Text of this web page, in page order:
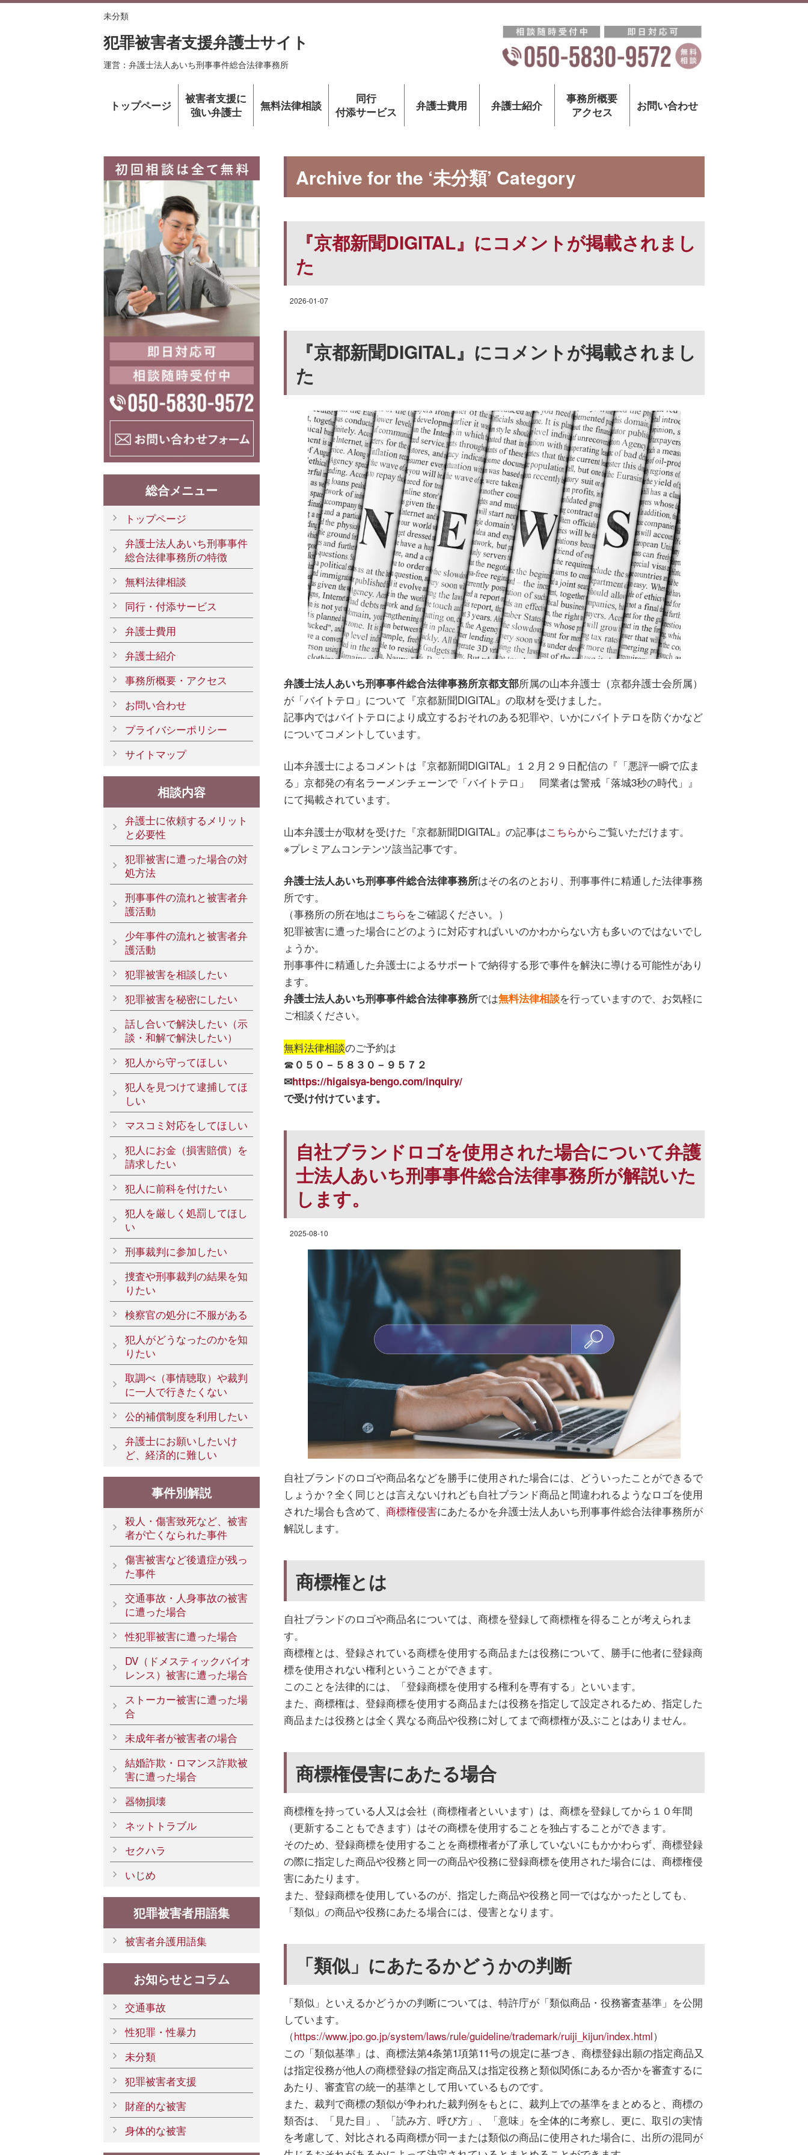
未分類
犯罪被害者支援弁護士サイト
運営：弁護士法人あいち刑事事件総合法律事務所
トップページ
被害者支援に
強い弁護士
無料法律相談
同行
付添サービス
弁護士費用 弁護士紹介
事務所概要
アクセス
お問い合わせ
Archive for the ‘未分類’ Category
『京都新聞DIGITAL』にコメントが掲載されまし
た
2026-01-07
『京都新聞DIGITAL』にコメントが掲載されまし
た
弁護士法人あいち刑事事件総合法律事務所京都支部所属の山本弁護士（京都弁護士会所属）
が「バイトテロ」について『京都新聞DIGITAL』の取材を受けました。
記事内ではバイトテロにより成立するおそれのある犯罪や、いかにバイトテロを防ぐかなど
についてコメントしています。
山本弁護士によるコメントは『京都新聞DIGITAL』１２月２９日配信の『「悪評一瞬で広ま
る」京都発の有名ラーメンチェーンで「バイトテロ」 同業者は警戒「落城3秒の時代」』
にて掲載されています。
山本弁護士が取材を受けた『京都新聞DIGITAL』の記事はこちらからご覧いただけます。
※プレミアムコンテンツ該当記事です。
弁護士法人あいち刑事事件総合法律事務所はその名のとおり、刑事事件に精通した法律事務
所です。
（事務所の所在地はこちらをご確認ください。）
犯罪被害に遭った場合にどのように対応すればいいのかわからない方も多いのではないでし
ょうか。
刑事事件に精通した弁護士によるサポートで納得する形で事件を解決に導ける可能性があり
ます。
弁護士法人あいち刑事事件総合法律事務所では無料法律相談を行っていますので、お気軽に
ご相談ください。
無料法律相談のご予約は
☎ ０５０－５８３０－９５７２
✉https://higaisya-bengo.com/inquiry/
で受け付けています。
自社ブランドロゴを使用された場合について弁護
士法人あいち刑事事件総合法律事務所が解説いた
します。
2025-08-10
自社ブランドのロゴや商品名などを勝手に使用された場合には、どういったことができるで
しょうか？全く同じとは言えないけれども自社ブランド商品と間違われるようなロゴを使用
された場合も含めて、 商標権侵害にあたるかを弁護士法人あいち刑事事件総合法律事務所が
解説します。
商標権とは
自社ブランドのロゴや商品名については、商標を登録して商標権を得ることが考えられま
す。
商標権とは、登録されている商標を使用する商品または役務について、勝手に他者に登録商
標を使用されない権利ということができます。
このことを法律的には、「登録商標を使用する権利を専有する」といいます。
また、商標権は、登録商標を使用する商品または役務を指定して設定されるため、指定した
商品または役務とは全く異なる商品や役務に対してまで商標権が及ぶことはありません。
商標権侵害にあたる場合
商標権を持っている人又は会社（商標権者といいます）は、商標を登録してから１０年間
（更新することもできます）はその商標を使用することを独占することができます。
そのため、登録商標を使用することを商標権者が了承していないにもかかわらず、商標登録
の際に指定した商品や役務と同一の商品や役務に登録商標を使用された場合には、商標権侵
害にあたります。
また、登録商標を使用しているのが、指定した商品や役務と同一ではなかったとしても、
「類似」の商品や役務にあたる場合には、侵害となります。
「類似」にあたるかどうかの判断
「類似」といえるかどうかの判断については、特許庁が「類似商品・役務審査基準」を公開
しています。
（https://www.jpo.go.jp/system/laws/rule/guideline/trademark/ruiji_kijun/index.html）
この「類似基準」は、商標法第4条第1項第11号の規定に基づき、商標登録出願の指定商品又
は指定役務が他人の商標登録の指定商品又は指定役務と類似関係にあるか否かを審査するに
あたり、審査官の統一的基準として用いているものです。
また、裁判で商標の類似が争われた裁判例をもとに、裁判上での基準をまとめると、商標の
類否は、「見た目」、「読み方、呼び方」、「意味」を全体的に考察し、更に、取引の実情
を考慮して、対比される両商標が同一または類似の商品に使用された場合に、出所の混同が
総合メニュー
トップページ
弁護士法人あいち刑事事件
総合法律事務所の特徴
無料法律相談
同行・付添サービス
弁護士費用
弁護士紹介
事務所概要・アクセス
お問い合わせ
プライバシーポリシー
サイトマップ
相談内容
弁護士に依頼するメリット
と必要性
犯罪被害に遭った場合の対
処方法
刑事事件の流れと被害者弁
護活動
少年事件の流れと被害者弁
護活動
犯罪被害を相談したい
犯罪被害を秘密にしたい
話し合いで解決したい（示
談・和解で解決したい）
犯人から守ってほしい
犯人を見つけて逮捕してほ
しい
マスコミ対応をしてほしい
犯人にお金（損害賠償）を
請求したい
犯人に前科を付けたい
犯人を厳しく処罰してほし
い
刑事裁判に参加したい
捜査や刑事裁判の結果を知
りたい
検察官の処分に不服がある
犯人がどうなったのかを知
りたい
取調べ（事情聴取）や裁判
に一人で行きたくない
公的補償制度を利用したい
弁護士にお願いしたいけ
ど、経済的に難しい
事件別解説
殺人・傷害致死など、被害
者が亡くなられた事件
傷害被害など後遺症が残っ
た事件
交通事故・人身事故の被害
に遭った場合
性犯罪被害に遭った場合
DV（ドメスティックバイオ
レンス）被害に遭った場合
ストーカー被害に遭った場
合
未成年者が被害者の場合
結婚詐欺・ロマンス詐欺被
害に遭った場合
器物損壊
ネットトラブル
セクハラ
いじめ
犯罪被害者用語集
被害者弁護用語集
お知らせとコラム
交通事故
性犯罪・性暴力
未分類
犯罪被害者支援
財産的な被害
身体的な被害